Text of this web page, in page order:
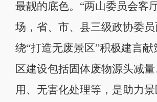
最靓的底色。“两山委员会客
场，省、市、县三级政协委员
绕“打造无废景区”积极建言献
区建设包括固体废物源头减量
用、无害化处理等，是助力